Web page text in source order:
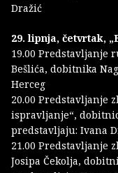
Dražić
29. lipnja, četvrtak,
19.00 Predstavljanje
Bešlića, dobitnika
Herceg
20.00 Predstavljanje
ispravljanje“,
predstavljaju: Ivana
21.00 Predstavljanje
Josipa Čekolja,